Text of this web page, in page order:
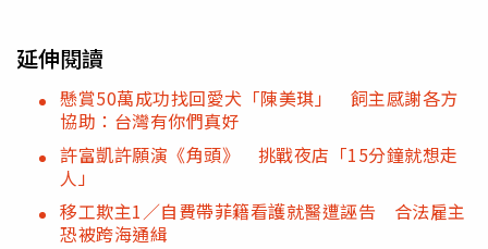
延伸閱讀
懸賞50萬成功找回愛犬「陳美琪」 飼主感謝各方
協助：台灣有你們真好
許富凱許願演《角頭》 挑戰夜店「15分鐘就想走
人」
移工欺主1／自費帶菲籍看護就醫遭誣告 合法雇主
恐被跨海通緝